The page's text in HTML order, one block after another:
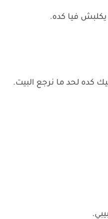
فيا كده.
كده لحد ما نرجع البيت.